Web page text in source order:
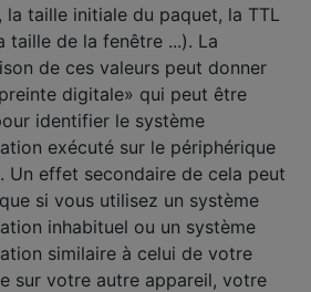
la taille initiale du paquet, la TTL
taille de la fenêtre ...). La
de ces valeurs peut donner
digitale» qui peut être
identifier le système
exécuté sur le périphérique
Un effet secondaire de cela peut
si vous utilisez un système
inhabituel ou un système
similaire à celui de votre
sur votre autre appareil, votre